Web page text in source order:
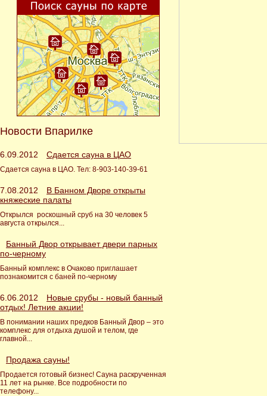
Новости Впарилке
6.09.2012 Сдается сауна в ЦАО
Сдается сауна в ЦАО. Тел: 8-903-140-39-61
7.08.2012
В Банном Дворе открыты
княжеские палаты
Открылся роскошный сруб на 30 человек 5
августа открылся...
Банный Двор открывает двери парных
по-черному
Банный комплекс в Очаково приглашает
познакомится с баней по-черному
6.06.2012
Новые срубы - новый банный
отдых! Летние акции!
В понимании наших предков Банный Двор – это
комплекс для отдыха душой и телом, где
главной...
Продажа сауны!
Продается готовый бизнес! Сауна раскрученная
11 лет на рынке. Все подробности по
телефону...